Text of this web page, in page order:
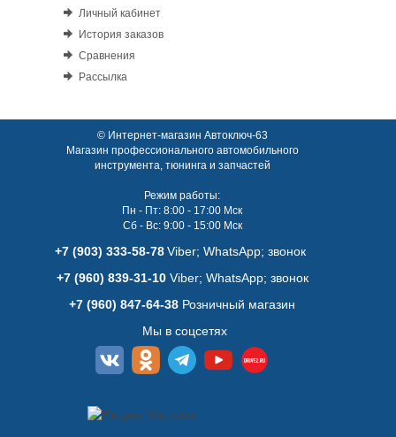
Личный кабинет
История заказов
Сравнения
Рассылка
© Интернет-магазин Автоключ-63
Магазин профессионального автомобильного
инструмента, тюнинга и запчастей
Режим работы:
Пн - Пт: 8:00 - 17:00 Мск
Сб - Вс: 9:00 - 15:00 Мск
+7 (903) 333-58-78 Viber; WhatsАpp; звонок
+7 (960) 839-31-10Viber; WhatsАpp; звонок
+7 (960) 847-64-38 Розничный магазин
Мы в соцсетях